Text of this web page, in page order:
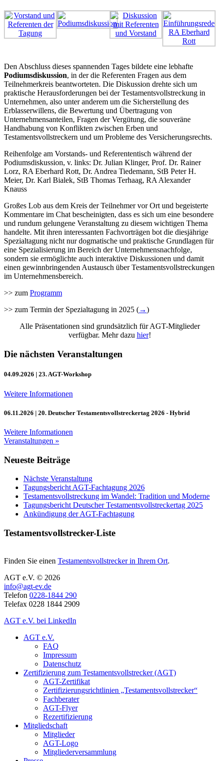
Den Abschluss dieses spannenden Tages bildete eine lebhafte
Podiumsdiskussion, in der die Referenten Fragen aus dem
Teilnehmerkreis beantworteten. Die Diskussion drehte sich um
praktische Herausforderungen bei der Testamentsvollstreckung in
Unternehmen, also unter anderem um die Sicherstellung des
Erblasserwillens, die Bewertung und Übertragung von
Unternehmensanteilen, Fragen der Vergütung, die souveräne
Handhabung von Konflikten zwischen Erben und
Testamentsvollstreckern und um Probleme des Versicherungsrechts.
Reihenfolge am Vorstands- und Referententisch während der
Podiumsdiskussion, v. links: Dr. Julian Klinger, Prof. Dr. Rainer
Lorz, RA Eberhard Rott, Dr. Andrea Tiedemann, StB Peter H.
Meier, Dr. Karl Bialek, StB Thomas Terhaag, RA Alexander
Knauss
Großes Lob aus dem Kreis der Teilnehmer vor Ort und begeisterte
Kommentare im Chat bescheinigten, dass es sich um eine besondere
und rundum gelungene Veranstaltung zu diesem wichtigen Thema
handelte. Mit ihren interessanten Fachvorträgen bot die diesjährige
Spezialtagung nicht nur dogmatische und praktische Grundlagen für
eine Spezialisierung im Bereich der Unternehmensnachfolge,
sondern sie ermöglichte auch interaktive Diskussionen und damit
einen gewinnbringenden Austausch über Testamentsvollstreckungen
im Unternehmensbereich.
>> zum Programm
>> zum Termin der Spezialtagung in 2025 (→)
Alle Präsentationen sind grundsätzlich für AGT-Mitglieder
verfügbar. Mehr dazu hier!
Die nächsten Veranstaltungen
04.09.2026 | 23. AGT-Workshop
Weitere Informationen
06.11.2026 | 20. Deutscher Testamentsvollstreckertag 2026 - Hybrid
Weitere Informationen
Veranstaltungen »
Neueste Beiträge
Nächste Veranstaltung
Tagungsbericht AGT-Fachtagung 2026
Testamentsvollstreckung im Wandel: Tradition und Moderne
Tagungsbericht Deutscher Testamentsvollstreckertag 2025
Ankündigung der AGT-Fachtagung
Testamentsvollstrecker-Liste
Finden Sie einen Testamentsvollstrecker in Ihrem Ort.
AGT e.V. © 2026
info@agt-ev.de
Telefon 0228-1844 290
Telefax 0228 1844 2909
AGT e.V. bei LinkedIn
AGT e.V.
FAQ
Impressum
Datenschutz
Zertifizierung zum Testamentsvollstrecker (AGT)
AGT-Zertifikat
Zertifizierungsrichtlinien „Testamentsvollstrecker“
Fachberater
AGT-Flyer
Rezertifizierung
Mitgliedschaft
Mitglieder
AGT-Logo
Mitgliederversammlung